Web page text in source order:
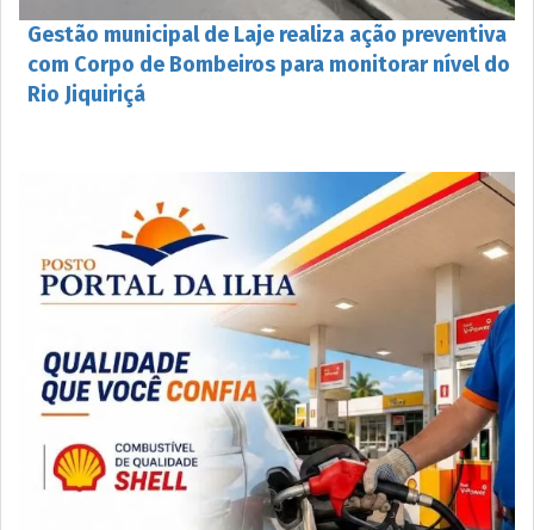
Gestão municipal de Laje realiza ação preventiva
com Corpo de Bombeiros para monitorar nível do
Rio Jiquiriçá